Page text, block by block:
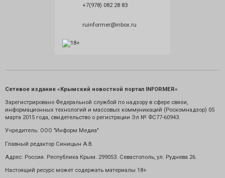
+7(978) 082 28 83
ruinformer@inbox.ru
Сетевое издание «Крымский новостной портал INFORMER»
Зарегистрировано Федеральной службой по надзору в сфере связи,
информационных технологий и массовых коммуникаций (Роскомнадзор) 05
марта 2015 года, свидетельство о регистрации Эл № ФС77-60943.
Учредитель: ООО "Информ Медиа"
Главный редактор Синицын А.В.
Адрес: Россия. Республика Крым. 299053. Севастополь, ул. Руднева 26.
Настоящий ресурс может содержать материалы 18+